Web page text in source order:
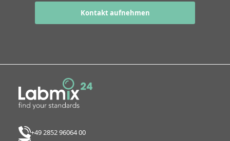
Kontakt aufnehmen
+49 2852 96064 00